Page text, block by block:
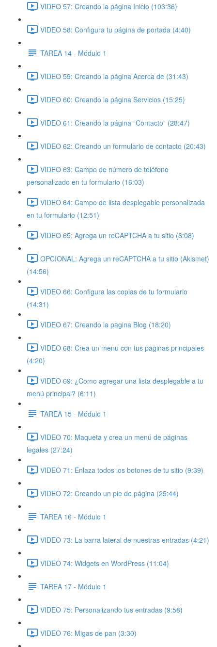
VIDEO 57: Creando la página Inicio (103:36)
VIDEO 58: Configura tu página de portada (4:40)
TAREA 14 - Módulo 1
VIDEO 59: Creando la página Acerca de (31:43)
VIDEO 60: Creando la página Servicios (15:25)
VIDEO 61: Creando la página “Contacto” (28:47)
VIDEO 62: Creando un formulario de contacto (20:43)
VIDEO 63: Campo de número de teléfono
personalizado en tu formulario (16:03)
VIDEO 64: Campo de lista desplegable personalizada
en tu formulario (12:51)
VIDEO 65: Agrega un reCAPTCHA a tu sitio (6:08)
OPCIONAL: Agrega un reCAPTCHA a tu sitio (Akismet)
(14:56)
VIDEO 66: Configura las copias de tu formulario
(14:31)
VIDEO 67: Creando la pagina Blog (18:20)
VIDEO 68: Crea un menu con tus paginas principales
(4:20)
VIDEO 69: ¿Como agregar una lista desplegable a tu
menú principal? (6:11)
TAREA 15 - Módulo 1
VIDEO 70: Maqueta y crea un menú de páginas
legales (27:24)
VIDEO 71: Enlaza todos los botones de tu sitio (9:39)
VIDEO 72: Creando un pie de página (25:44)
TAREA 16 - Módulo 1
VIDEO 73: La barra lateral de nuestras entradas (4:21)
VIDEO 74: Widgets en WordPress (11:04)
TAREA 17 - Módulo 1
VIDEO 75: Personalizando tus entradas (9:58)
VIDEO 76: Migas de pan (3:30)